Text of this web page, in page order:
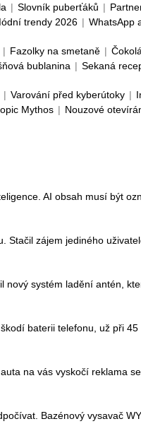
| Slovník puberťáků |
trendy 2026 | WhatsApp
| Fazolky na smetaně |
bublanina | Sekaná
| Varování před kyberútoky |
Mythos | Nouzové
AI obsah musí být
Stačil zájem jediného
nový systém ladění antén,
baterii telefonu, už při 45
na vás vyskočí reklama
Bazénový vysavač